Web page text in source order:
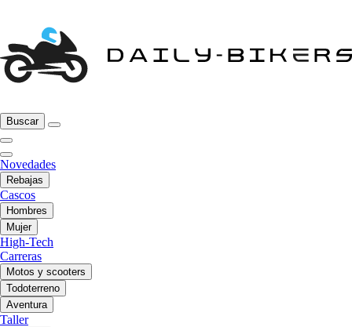
Buscar
Novedades
Rebajas
Cascos
Hombres
Mujer
High-Tech
Carreras
Motos y scooters
Todoterreno
Aventura
Taller